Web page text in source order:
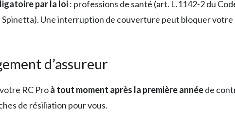
par la loi: professions de santé (art. L.1142-2 du
Une interruption de couverture peut bloquer
d’assureur
RC Proà tout moment après la première annéede
de résiliation pour vous.